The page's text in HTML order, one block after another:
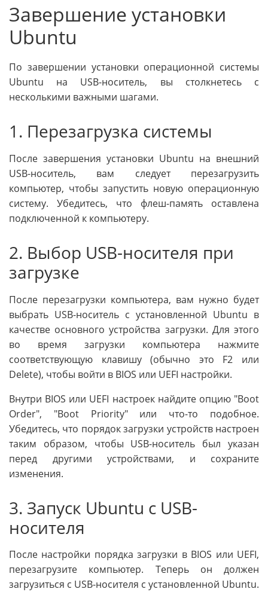
Завершение установки
Ubuntu
По завершении установки операционной системы
Ubuntu на USB-носитель, вы столкнетесь с
несколькими важными шагами.
1. Перезагрузка системы
После завершения установки Ubuntu на внешний
USB-носитель, вам следует перезагрузить
компьютер, чтобы запустить новую операционную
систему. Убедитесь, что флеш-память оставлена
подключенной к компьютеру.
2. Выбор USB-носителя при
загрузке
После перезагрузки компьютера, вам нужно будет
выбрать USB-носитель с установленной Ubuntu в
качестве основного устройства загрузки. Для этого
во время загрузки компьютера нажмите
соответствующую клавишу (обычно это F2 или
Delete), чтобы войти в BIOS или UEFI настройки.
Внутри BIOS или UEFI настроек найдите опцию "Boot
Order", "Boot Priority" или что-то подобное.
Убедитесь, что порядок загрузки устройств настроен
таким образом, чтобы USB-носитель был указан
перед другими устройствами, и сохраните
изменения.
3. Запуск Ubuntu с USB-
носителя
После настройки порядка загрузки в BIOS или UEFI,
перезагрузите компьютер. Теперь он должен
загрузиться с USB-носителя с установленной Ubuntu.